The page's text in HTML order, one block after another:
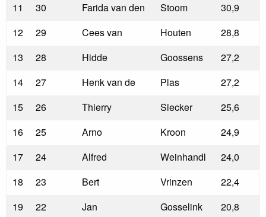
11
30 Farida van den Stoom
30,9
12
29 Cees van Houten
28,8
13
28 Hidde Goossens
27,2
14
27 Henk van de Plas
27,2
15
26 Thierry Siecker
25,6
16
25 Arno Kroon
24,9
17
24 Alfred Weinhandl
24,0
18
23 Bert Vrinzen
22,4
19
22 Jan Gosselink 20,8